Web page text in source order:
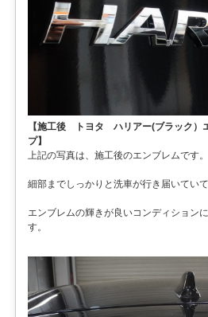
【施工後 トヨタ ハリアー(ブラック）
プ】
上記の写真は、施工後のエンブレムです。
細部までしっかりと洗車が行き届いていて
エンブレムの輝きが良いコンディション
す。